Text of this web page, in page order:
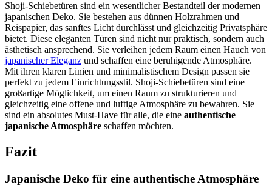
Shoji-Schiebetüren sind ein wesentlicher Bestandteil der modernen
japanischen Deko. Sie bestehen aus dünnen Holzrahmen und
Reispapier, das sanftes Licht durchlässt und gleichzeitig Privatsphäre
bietet. Diese eleganten Türen sind nicht nur praktisch, sondern auch
ästhetisch ansprechend. Sie verleihen jedem Raum einen Hauch von
japanischer Eleganz und schaffen eine beruhigende Atmosphäre.
Mit ihren klaren Linien und minimalistischem Design passen sie
perfekt zu jedem Einrichtungsstil. Shoji-Schiebetüren sind eine
großartige Möglichkeit, um einen Raum zu strukturieren und
gleichzeitig eine offene und luftige Atmosphäre zu bewahren. Sie
sind ein absolutes Must-Have für alle, die eine authentische
japanische Atmosphäre schaffen möchten.
Fazit
Japanische Deko für eine authentische Atmosphäre